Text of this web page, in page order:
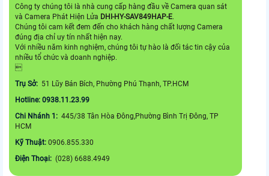
Công ty chúng tôi là nhà cung cấp hàng đầu về Camera quan sát
và Camera Phát Hiện Lửa DHI-HY-SAV849HAP-E.
Chúng tôi cam kết đem đến cho khách hàng chất lượng Camera
đúng địa chỉ uy tín nhất hiện nay.
Với nhiều năm kinh nghiệm, chúng tôi tự hào là đối tác tin cậy của
nhiều tổ chức và doanh nghiệp.

Trụ Sở: 51 Lũy Bán Bích, Phường Phú Thạnh, TP.HCM
Hotline: 0938.11.23.99
Chi Nhánh 1: 445/38 Tân Hòa Đông,Phường Bình Trị Đông, TP
HCM
Kỹ Thuật: 0906.855.330
Điện Thoại: (028) 6688.4949